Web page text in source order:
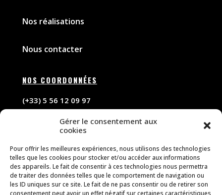
Gérer le consentement aux
cookies
Pour offrir les meilleures expériences, nous utilisons des technologies
telles que les cookies pour stocker et/ou accéder aux informations
des appareils. Le fait de consentir à ces technologies nous permettra
de traiter des données telles que le comportement de navigation ou
les ID uniques sur ce site. Le fait de ne pas consentir ou de retirer son
consentement peut avoir un effet négatif sur certaines caractéristiques
Nos réalisations
Nous contacter
NOS COORDONNÉES
(+33) 5 56 12 09 97
contact@forceelectricite.com
NOS HORAIRES D’OUVERTURE
De 9h à 18h